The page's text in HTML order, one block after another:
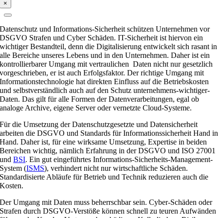
×
Datenschutz und Informations-Sicherheit schützen Unternehmen vor
DSGVO Strafen und Cyber Schäden. IT-Sicherheit ist hiervon ein
wichtiger Bestandteil, denn die Digitalisierung entwickelt sich rasant in
alle Bereiche unseres Lebens und in den Unternehmen. Daher ist ein
kontrollierbarer Umgang mit vertraulichen Daten nicht nur gesetzlich
vorgeschrieben, er ist auch Erfolgsfaktor. Der richtige Umgang mit
Informationstechnologie hat direkten Einfluss auf die Betriebskosten
und selbstverständlich auch auf den Schutz unternehmens-wichtiger-
Daten. Das gilt für alle Formen der Datenverarbeitungen, egal ob
analoge Archive, eigene Server oder vernetzte Cloud-Systeme.
Für die Umsetzung der Datenschutzgesetzte und Datensicherheit
arbeiten die DSGVO und Standards für Informationssicherheit Hand in
Hand. Daher ist, für eine wirksame Umsetzung, Expertise in beiden
Bereichen wichtig, nämlich Erfahrung in der DSGVO und ISO 27001
undBSI. Ein gut eingeführtes Informations-Sicherheits-Management-
System (ISMS), verhindert nicht nur wirtschaftliche Schäden.
Standardisierte Abläufe für Betrieb und Technik reduzieren auch die
Kosten.
Der Umgang mit Daten muss beherrschbar sein. Cyber-Schäden oder
Strafen durch DSGVO-Verstöße können schnell zu teuren Aufwänden